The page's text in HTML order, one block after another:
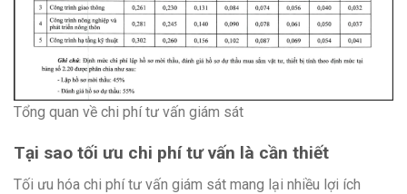
Tổng quan về chi phí tư vấn giám sát
Tại sao tối ưu chi phí tư vấn là cần thiết
Tối ưu hóa chi phí tư vấn giám sát mang lại nhiều lợi ích